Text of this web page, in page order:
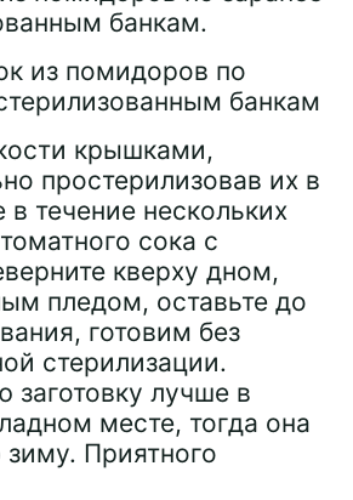
банкам.
крышками,
простерилизовав их в
течение нескольких
сока с
кверху дном,
пледом, оставьте до
готовим без
стерилизации.
заготовку лучше в
месте, тогда она
Приятного